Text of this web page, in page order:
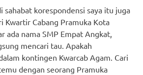
sahabat korespondensi saya itu juga
Kwartir Cabang Pramuka Kota
ada nama SMP Empat Angkat,
mencari tau. Apakah
kontingen Kwarcab Agam. Cari
dengan seorang Pramuka